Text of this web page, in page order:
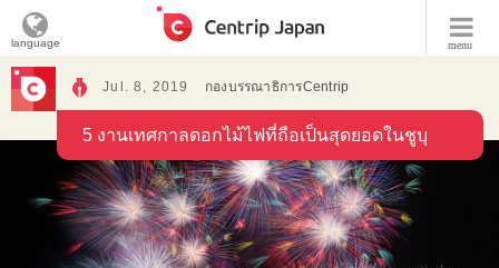
menu
language
Jul. 8, 2019 กองบรรณาธิการCentrip
5 งานเทศกาลดอกไม้ไฟที่ถือเป็นสุดยอดในชูบุ